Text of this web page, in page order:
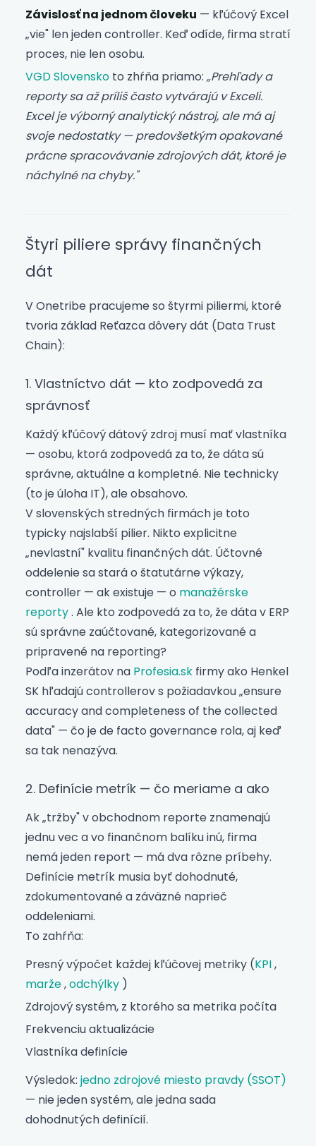
Závislosť na jednom človeku — kľúčový Excel
„vie" len jeden controller. Keď odíde, firma stratí
proces, nie len osobu.
VGD Slovensko to zhŕňa priamo: „Prehľady a
reporty sa až príliš často vytvárajú v Exceli.
Excel je výborný analytický nástroj, ale má aj
svoje nedostatky — predovšetkým opakované
prácne spracovávanie zdrojových dát, ktoré je
náchylné na chyby."
Štyri piliere správy finančných
dát
V Onetribe pracujeme so štyrmi piliermi, ktoré
tvoria základ Reťazca dôvery dát (Data Trust
Chain):
1. Vlastníctvo dát — kto zodpovedá za
správnosť
Každý kľúčový dátový zdroj musí mať vlastníka
— osobu, ktorá zodpovedá za to, že dáta sú
správne, aktuálne a kompletné. Nie technicky
(to je úloha IT), ale obsahovo.
V slovenských stredných firmách je toto
typicky najslabší pilier. Nikto explicitne
„nevlastní" kvalitu finančných dát. Účtovné
oddelenie sa stará o štatutárne výkazy,
controller — ak existuje — o manažérske
reporty. Ale kto zodpovedá za to, že dáta v ERP
sú správne zaúčtované, kategorizované a
pripravené na reporting?
Podľa inzerátov na Profesia.sk firmy ako Henkel
SK hľadajú controllerov s požiadavkou „ensure
accuracy and completeness of the collected
data" — čo je de facto governance rola, aj keď
sa tak nenazýva.
2. Definície metrík — čo meriame a ako
Ak „tržby" v obchodnom reporte znamenajú
jednu vec a vo finančnom balíku inú, firma
nemá jeden report — má dva rôzne príbehy.
Definície metrík musia byť dohodnuté,
zdokumentované a záväzné naprieč
oddeleniami.
To zahŕňa:
Presný výpočet každej kľúčovej metriky (KPI,
marže,odchýlky )
Zdrojový systém, z ktorého sa metrika počíta
Frekvenciu aktualizácie
Vlastníka definície
Výsledok: jedno zdrojové miesto pravdy (SSOT)
— nie jeden systém, ale jedna sada
dohodnutých definícií.